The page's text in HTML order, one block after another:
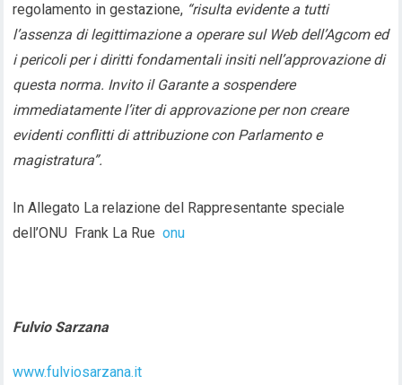
regolamento in gestazione, “risulta evidente a tutti
l’assenza di legittimazione a operare sul Web dell’Agcom ed
i pericoli per i diritti fondamentali insiti nell’approvazione di
questa norma. Invito il Garante a sospendere
immediatamente l’iter di approvazione per non creare
evidenti conflitti di attribuzione con Parlamento e
magistratura”.
In Allegato La relazione del Rappresentante speciale
dell’ONU Frank La Rueonu
Fulvio Sarzana
www.fulviosarzana.it